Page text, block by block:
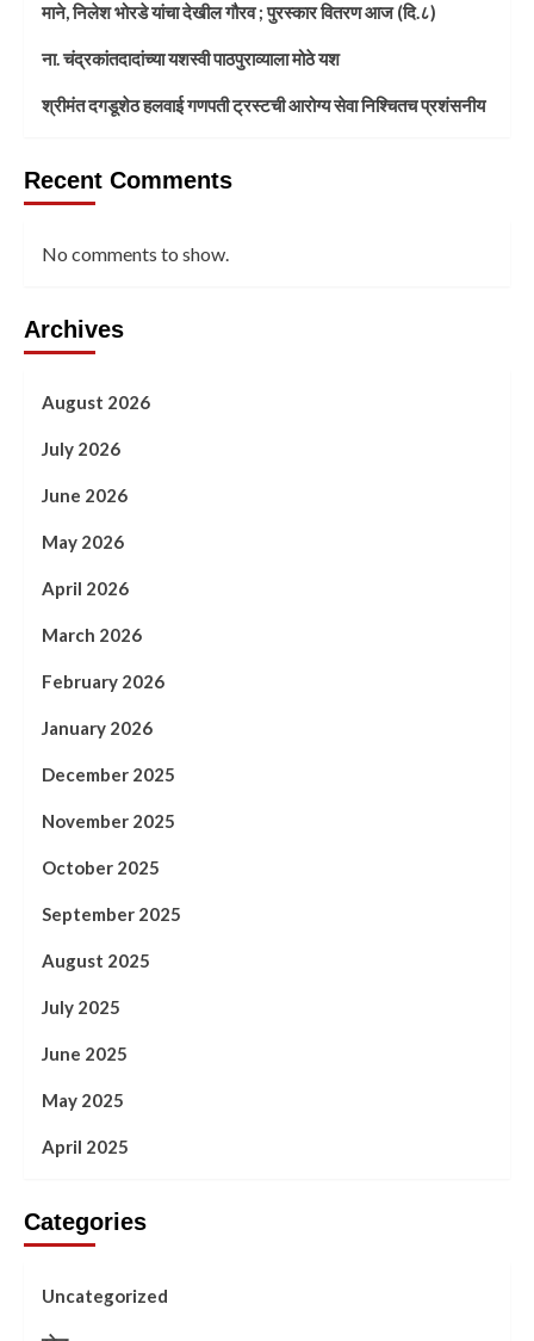
माने, निलेश भोरडे यांचा देखील गौरव ; पुरस्कार वितरण आज (दि.८)
ना. चंद्रकांतदादांच्या यशस्वी पाठपुराव्याला मोठे यश
श्रीमंत दगडूशेठ हलवाई गणपती ट्रस्टची आरोग्य सेवा निश्चितच प्रशंसनीय
Recent Comments
No comments to show.
Archives
August 2026
July 2026
June 2026
May 2026
April 2026
March 2026
February 2026
January 2026
December 2025
November 2025
October 2025
September 2025
August 2025
July 2025
June 2025
May 2025
April 2025
Categories
Uncategorized